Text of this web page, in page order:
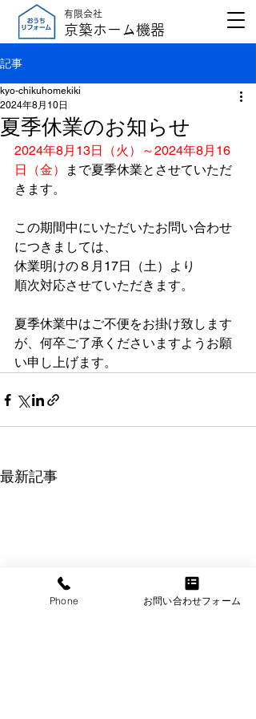
有限会社
京築ホーム機器
記事
夏季休業のお知らせ
kyo-chikuhomekiki
2024年8月10日
2024年8月13日（火）～2024年8月16
日（金）
まで夏季休業とさせていただ
きます。
この期間中にいただいたお問い合わせ
につきましては、
休業明けの８月17日（土）より
順次対応させていただきます。
夏季休業中はご不便をお掛け致します
が、何卒ご了承くださいますようお願
い申し上げます。
最新記事
Phone お問い合わせフォーム